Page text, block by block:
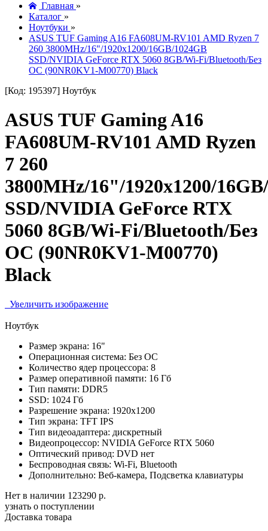
Главная »
Каталог »
Ноутбуки »
ASUS TUF Gaming A16 FA608UM-RV101 AMD Ryzen 7
260 3800MHz/16"/1920x1200/16GB/1024GB
SSD/NVIDIA GeForce RTX 5060 8GB/Wi-Fi/Bluetooth/Без
ОС (90NR0KV1-M00770) Black
[Код: 195397] Ноутбук
ASUS TUF Gaming A16
FA608UM-RV101 AMD Ryzen
7 260
3800MHz/16"/1920x1200/
SSD/NVIDIA GeForce RTX
5060 8GB/Wi-Fi/Bluetooth/Без
ОС (90NR0KV1-M00770)
Black
Увеличить изображение
Ноутбук
Размер экрана: 16"
Операционная система: Без ОС
Количество ядер процессора: 8
Размер оперативной памяти: 16 Гб
Тип памяти: DDR5
SSD: 1024 Гб
Разрешение экрана: 1920x1200
Тип экрана: TFT IPS
Тип видеоадаптера: дискретный
Видеопроцессор: NVIDIA GeForce RTX 5060
Оптический привод: DVD нет
Беспроводная связь: Wi-Fi, Bluetooth
Дополнительно: Веб-камера, Подсветка клавиатуры
Нет в наличии 123290 р.
узнать о поступлении
Доставка товара